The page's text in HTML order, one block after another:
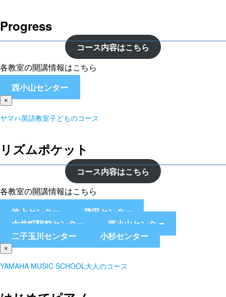
Progress
コース内容はこちら
各教室の開講情報はこちら
西小山センター
×
ヤマハ英語教室子どものコース
リズムポケット
コース内容はこちら
各教室の開講情報はこちら
池上センター
蒲田センター
大井町駅前センター
西小山センター
二子玉川センター
小杉センター
×
YAMAHA MUSIC SCHOOL大人のコース